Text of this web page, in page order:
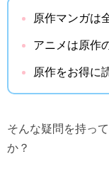
原作マンガは
アニメは原作
原作をお得に
そんな疑問を持っ
か？